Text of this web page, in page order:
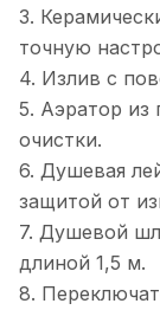
3.
точную
4. Излив с
5. Аэратор из
очистки.
6. Душевая
защитой от
7. Душевой
длиной 1,5 м.
8.